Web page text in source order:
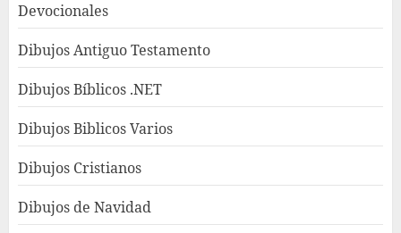
Devocionales
Dibujos Antiguo Testamento
Dibujos Bíblicos .NET
Dibujos Biblicos Varios
Dibujos Cristianos
Dibujos de Navidad